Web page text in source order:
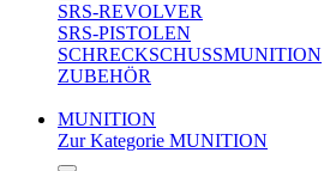
SRS-REVOLVER
SRS-PISTOLEN
SCHRECKSCHUSSMUNITION
ZUBEHÖR
MUNITION
Zur Kategorie MUNITION